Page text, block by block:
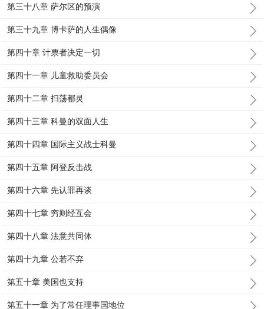
第三十八章 萨尔区的预演
第三十九章 博卡萨的人生偶像
第四十章 计票者决定一切
第四十一章 儿童救助委员会
第四十二章 扫荡都灵
第四十三章 科曼的双面人生
第四十四章 国际主义战士科曼
第四十五章 阿登反击战
第四十六章 先认罪再谈
第四十七章 穷则经互会
第四十八章 法意共同体
第四十九章 公若不弃
第五十章 美国也支持
第五十一章 为了常任理事国地位